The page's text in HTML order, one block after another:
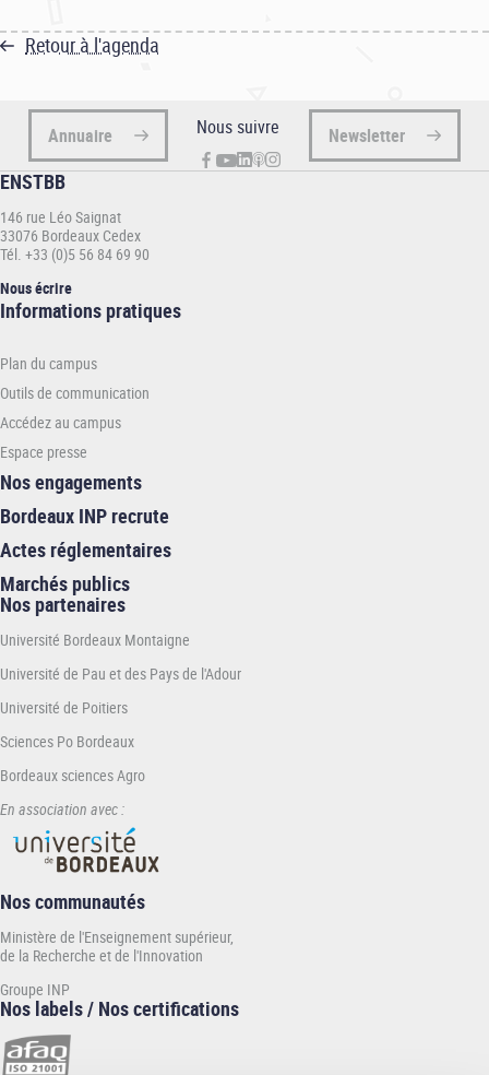
Retour à l'agenda
Annuaire Nous suivre Newsletter
ENSTBB
146 rue Léo Saignat
33076 Bordeaux Cedex
Tél. +33 (0)5 56 84 69 90
Nous écrire
Informations
ENSTBB
Informations pratiques
Plan du campus
Outils de communication
Accédez au campus
Espace presse
Nos engagements
Bordeaux INP recrute
Actes réglementaires
Marchés publics
Nos partenaires
Université Bordeaux Montaigne
Université de Pau et des Pays de l'Adour
Université de Poitiers
Sciences Po Bordeaux
Bordeaux sciences Agro
En association avec :
Nos communautés
Ministère de l'Enseignement supérieur,
de la Recherche et de l'Innovation
Groupe INP
Nos labels / Nos certifications